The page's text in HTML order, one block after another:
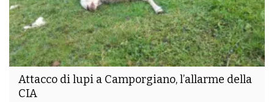
Attacco di lupi a Camporgiano, l’allarme della
CIA